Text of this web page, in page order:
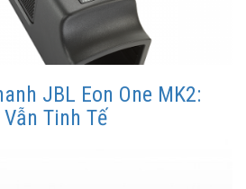
JBL Eon One MK2:
Tinh Tế